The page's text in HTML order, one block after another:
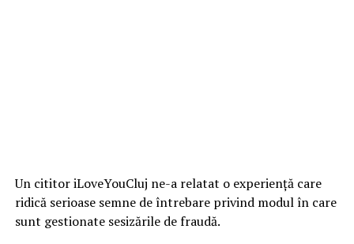
Un cititor iLoveYouCluj ne-a relatat o experiență care
ridică serioase semne de întrebare privind modul în care
sunt gestionate sesizările de fraudă.